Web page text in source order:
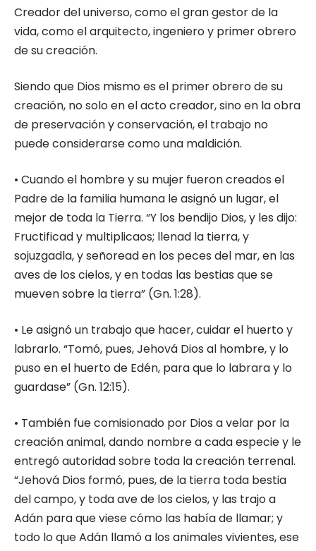
Creador del universo, como el gran gestor de la
vida, como el arquitecto, ingeniero y primer obrero
de su creación.
Siendo que Dios mismo es el primer obrero de su
creación, no solo en el acto creador, sino en la obra
de preservación y conservación, el trabajo no
puede considerarse como una maldición.
• Cuando el hombre y su mujer fueron creados el
Padre de la familia humana le asignó un lugar, el
mejor de toda la Tierra. “Y los bendijo Dios, y les dijo:
Fructificad y multiplicaos; llenad la tierra, y
sojuzgadla, y señoread en los peces del mar, en las
aves de los cielos, y en todas las bestias que se
mueven sobre la tierra” (Gn. 1:28).
• Le asignó un trabajo que hacer, cuidar el huerto y
labrarlo. “Tomó, pues, Jehová Dios al hombre, y lo
puso en el huerto de Edén, para que lo labrara y lo
guardase” (Gn. 12:15).
• También fue comisionado por Dios a velar por la
creación animal, dando nombre a cada especie y le
entregó autoridad sobre toda la creación terrenal.
“Jehová Dios formó, pues, de la tierra toda bestia
del campo, y toda ave de los cielos, y las trajo a
Adán para que viese cómo las había de llamar; y
todo lo que Adán llamó a los animales vivientes, ese